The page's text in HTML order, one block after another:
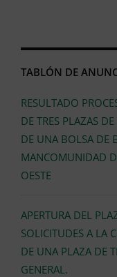
TABLÓN DE
RESULTADO
DE TRES PLAZAS
DE UNA BOLSA DE
MANCOMUNIDAD
OESTE
APERTURA DEL
SOLICITUDES A LA
DE UNA PLAZA DE
GENERAL.